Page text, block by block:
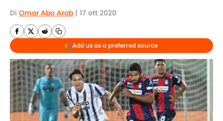
Di Omar Abo Arab | 17 ott 2020
Add us as a preferred source